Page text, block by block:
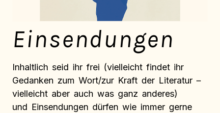
Einsendungen
Inhaltlich seid ihr frei (vielleicht findet ihr
Gedanken zum Wort/zur Kraft der Literatur –
vielleicht aber auch was ganz anderes)
und Einsendungen dürfen wie immer gerne